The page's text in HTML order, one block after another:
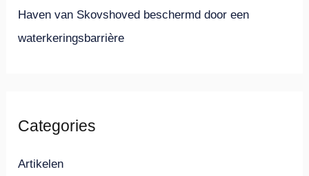
Haven van Skovshoved beschermd door een
waterkeringsbarrière
Categories
Artikelen